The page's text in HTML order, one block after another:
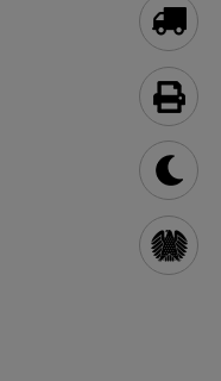
Bildgalerie
springen